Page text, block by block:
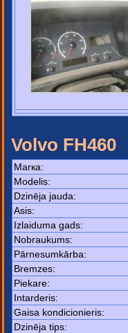
Volvo FH460
Маrка:
Моdelis:
Dzinēja jauda:
Asis:
Izlaiduma gads:
Nobraukums:
Pārnesumkārba:
Bremzes:
Piekare:
Intarderis:
Gaisa kondicionieris:
Dzinēja tips: